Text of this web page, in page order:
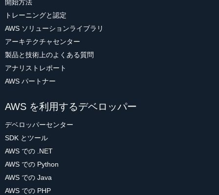
開始方法
トレーニングと認定
AWS ソリューションライブラリ
アーキテクチャセンター
製品と技術上のよくある質問
アナリストレポート
AWS パートナー
AWS を利用するデベロッパー
デベロッパーセンター
SDK とツール
AWS での .NET
AWS での Python
AWS での Java
AWS での PHP